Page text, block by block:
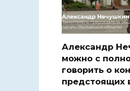
Александр
можно с
говорить о
предстоящих